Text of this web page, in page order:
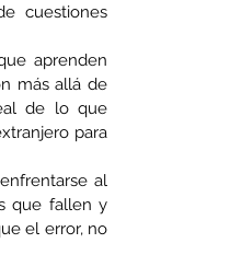
cuestiones
aprenden
más allá de
de lo que
para
al
que fallen y
el error, no